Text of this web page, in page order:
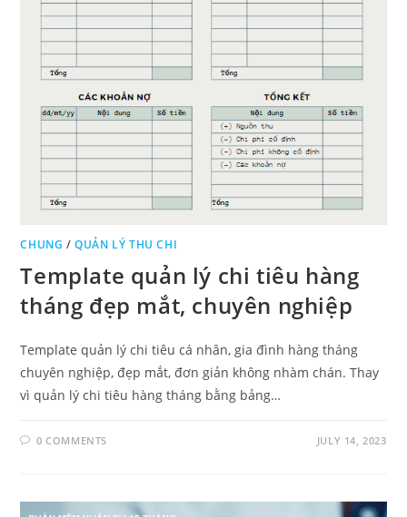
CHUNG /QUẢN LÝ THU CHI
Template quản lý chi tiêu hàng
tháng đẹp mắt, chuyên nghiệp
Template quản lý chi tiêu cá nhân, gia đình hàng tháng
chuyên nghiệp, đẹp mắt, đơn giản không nhàm chán. Thay
vì quản lý chi tiêu hàng tháng bằng bảng…
0 COMMENTS JULY 14, 2023